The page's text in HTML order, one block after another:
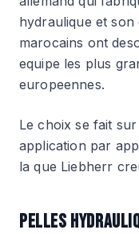
hydraulique et
marocains ont
equipe les plus
europeennes.
Le choix se fait
application par
la que Liebherr
PELLES